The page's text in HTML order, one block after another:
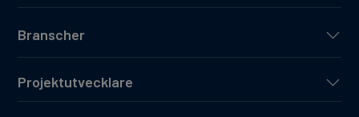
Branscher
Projektutvecklare